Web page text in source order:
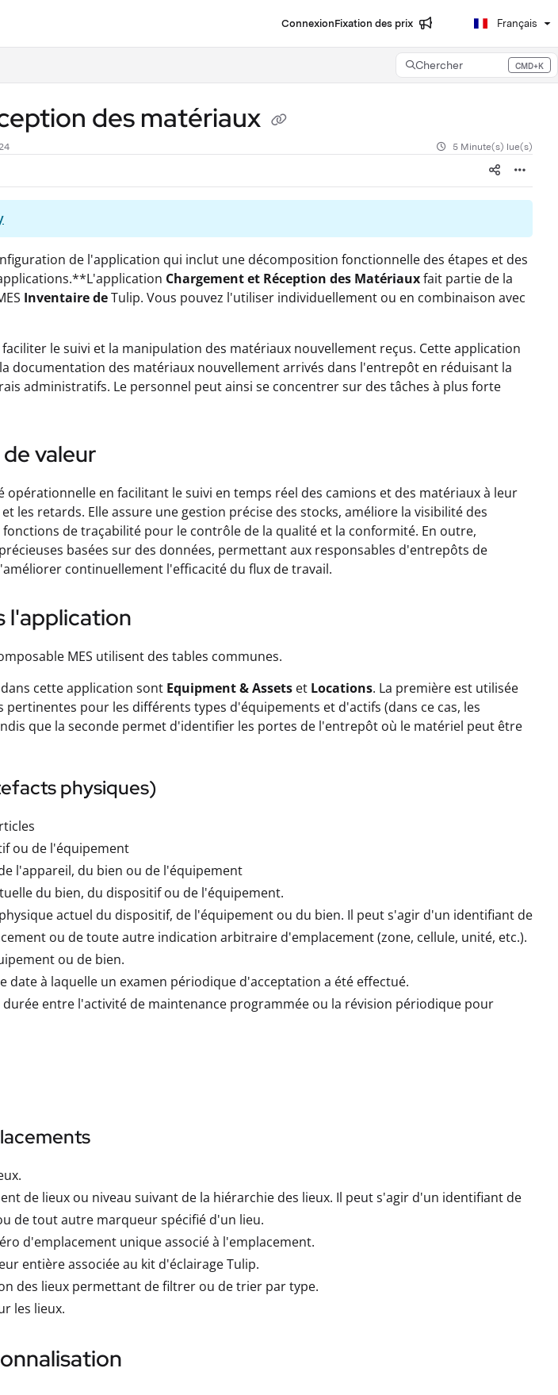
ConnexionFixation des prix Français
Chercher CMD+K
Press CMD+K to open search
des matériaux
5 Minute(s) lue(s)
de l'application qui inclut une décomposition fonctionnelle des étapes et des
Chargement et Réception des Matériauxfait partie de la
Inventaire deTulip. Vous pouvez l'utiliser individuellement ou en combinaison avec
le suivi et la manipulation des matériaux nouvellement reçus. Cette application
documentation des matériaux nouvellement arrivés dans l'entrepôt en réduisant la
administratifs. Le personnel peut ainsi se concentrer sur des tâches à plus forte
valeur
en facilitant le suivi en temps réel des camions et des matériaux à leur
les retards. Elle assure une gestion précise des stocks, améliore la visibilité des
de traçabilité pour le contrôle de la qualité et la conformité. En outre,
basées sur des données, permettant aux responsables d'entrepôts de
continuellement l'efficacité du flux de travail.
l'application
MES utilisent des tables communes.
cette application sont Equipment & Assets et Locations. La première est utilisée
pour les différents types d'équipements et d'actifs (dans ce cas, les
que la seconde permet d'identifier les portes de l'entrepôt où le matériel peut être
physiques)
ou de l'équipement
l'appareil, du bien ou de l'équipement
du bien, du dispositif ou de l'équipement.
actuel du dispositif, de l'équipement ou du bien. Il peut s'agir d'un identifiant de
ou de toute autre indication arbitraire d'emplacement (zone, cellule, unité, etc.).
ou de bien.
date à laquelle un examen périodique d'acceptation a été effectué.
durée entre l'activité de maintenance programmée ou la révision périodique pour
de lieux ou niveau suivant de la hiérarchie des lieux. Il peut s'agir d'un identifiant de
de tout autre marqueur spécifié d'un lieu.
d'emplacement unique associé à l'emplacement.
entière associée au kit d'éclairage Tulip.
des lieux permettant de filtrer ou de trier par type.
les lieux.